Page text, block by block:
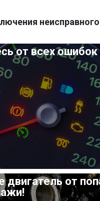
неисправного
от всех ошибок
двигатель от